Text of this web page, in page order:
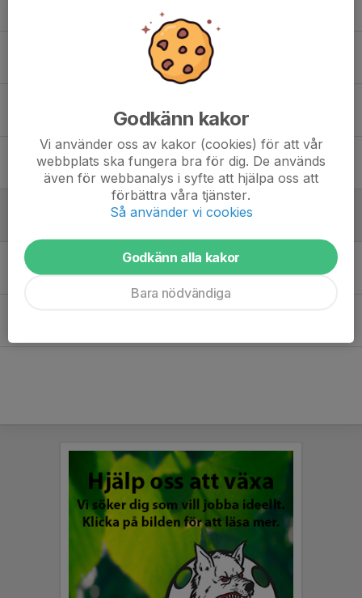
Fler ledare/ tränare sökes!!
0
22 dec 2025 3
Ändrad tid på fredagsträningen 17/10
14 okt 2025
Ny träningstid!!
Föräldramöte 17/9
14 sep 2025 0
Godkänn kakor
Vi använder oss av kakor (cookies) för att vår
webbplats ska fungera bra för dig. De används
även för webbanalys i syfte att hjälpa oss att
förbättra våra tjänster.
Så använder vi cookies
Godkänn alla kakor
Bara nödvändiga